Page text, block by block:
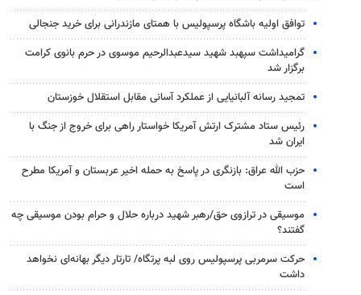
توافق اولیه باشگاه پرسپولیس با همتای مازندرانی برای خرید جنجالی
گرامیداشت سپهبد شهید سیدعبدالرحیم موسوی در حرم بانوی کرامت
برگزار شد
تمجید رسانه آلبانیایی از عملکرد آسانی مقابل استقلال خوزستان
رئیس ستاد مشترک ارتش آمریکا خواستار راهی برای خروج از جنگ با
ایران شد
حزب الله عراق: بازنگری در پاسخ به حمله اخیر عربستان و آمریکا مطرح
است
موسیقی در ترازوی حق/رهبر شهید درباره حلال و حرام بودن موسیقی چه
گفتند؟
حرکت سرمربی پرسپولیس روی لبه پرتگاه/ تارتار دیگر بهانه‌ای نخواهد
داشت